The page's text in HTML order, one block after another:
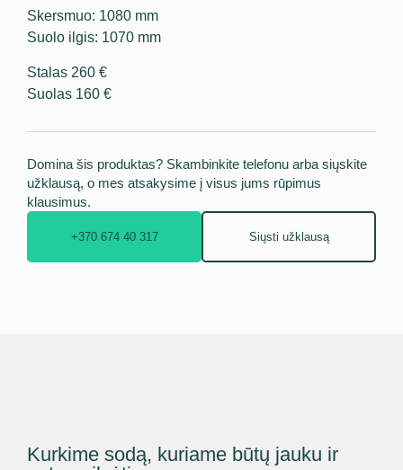
Skersmuo: 1080 mm
Suolo ilgis: 1070 mm
Stalas 260 €
Suolas 160 €
Domina šis produktas? Skambinkite telefonu arba siųskite
užklausą, o mes atsakysime į visus jums rūpimus
klausimus.
+370 674 40 317 Siųsti užklausą
Kurkime sodą, kuriame būtų jauku ir